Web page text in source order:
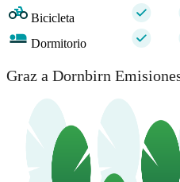
Bicicleta
Dormitorio
Graz a Dornbirn